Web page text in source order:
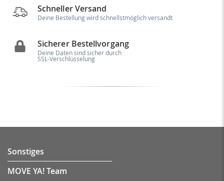
Schneller Versand
Deine Bestellung wird schnellstmöglich versandt
Sicherer Bestellvorgang
Deine Daten sind sicher durch
SSL-Verschlüsselung
Sonstiges
MOVE YA! Team